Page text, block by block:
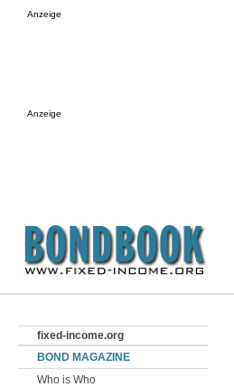
Anzeige
Anzeige
fixed-income.org
BOND MAGAZINE
Who is Who